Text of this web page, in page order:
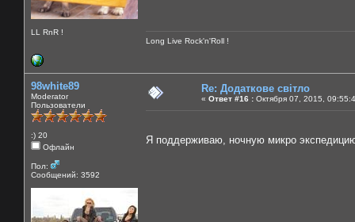
LL RnR !
Long Live Rock'n'Roll !
98white89
Moderator
Пользователи
:) 20
Офлайн
Пол:
Сообщений: 3592
Re: Додаткове світло
« Ответ #16 : Октября 07, 2015,
Я поддерживаю, ночную микро